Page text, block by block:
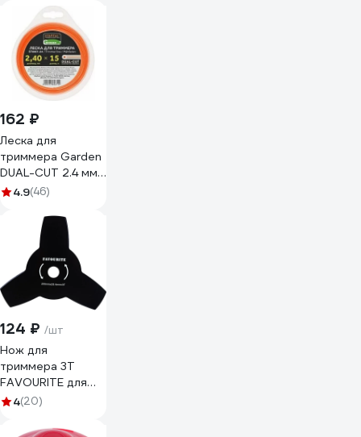
162 ₽
Леска для
триммера Garden
DUAL-CUT 2.4 мм,
15 м, сечение
ST6067-24
4.9(46)
124 ₽ /шт
Нож для
триммера 3T
FAVOURITE для
триммера FBT
4(20)